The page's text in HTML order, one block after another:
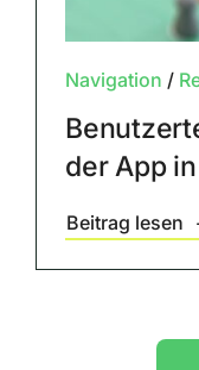
Navigation /
der App
Beitrag lesen